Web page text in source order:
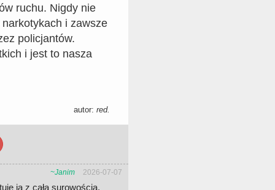
ruchu. Nigdy nie
i zawsze
policjantów.
i jest to nasza
autor: red.
~Janim 2026-07-07
ją z całą surowością.